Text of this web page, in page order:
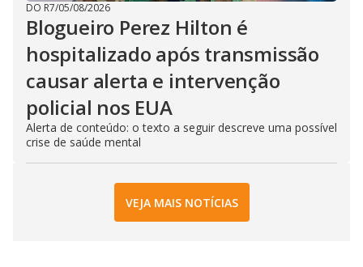
DO R7/05/08/2026
Blogueiro Perez Hilton é
hospitalizado após transmissão
causar alerta e intervenção
policial nos EUA
Alerta de conteúdo: o texto a seguir descreve uma possível
crise de saúde mental
VEJA MAIS NOTÍCIAS